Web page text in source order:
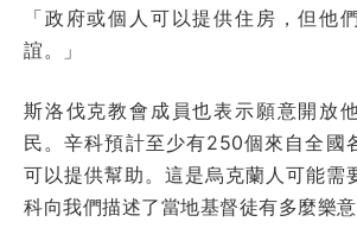
「政府或個人可以提供住房，但他
誼。」
斯洛伐克教會成員也表示願意開放
民。辛科預計至少有250個來自全國
可以提供幫助。這是烏克蘭人可能需
科向我們描述了當地基督徒有多麼樂意